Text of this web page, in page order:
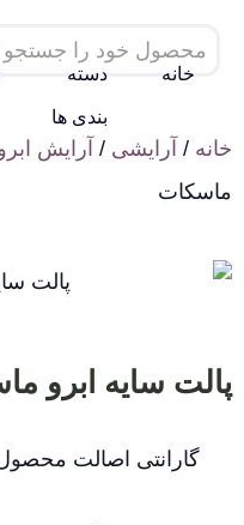
خانه دسته
بندی ها
خانه / آرایشی / آرایش
ماسكات
پالت سایه ابرو
گارانتی اصالت